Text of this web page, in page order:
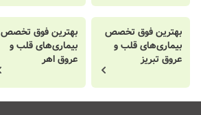
بهترین فوق تخصص
بیماری‌های قلب و
عروق تبریز
بهترین فوق تخصص
بیماری‌های قلب و
عروق اهر